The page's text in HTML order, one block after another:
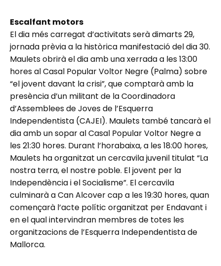
Escalfant motors
El dia més carregat d’activitats serà dimarts 29,
jornada prèvia a la històrica manifestació del dia 30.
Maulets obrirà el dia amb una xerrada a les 13:00
hores al Casal Popular Voltor Negre (Palma) sobre
“el jovent davant la crisi”, que comptarà amb la
presència d’un militant de la Coordinadora
d’Assemblees de Joves de l’Esquerra
Independentista (CAJEI). Maulets també tancarà el
dia amb un sopar al Casal Popular Voltor Negre a
les 21:30 hores. Durant l’horabaixa, a les 18:00 hores,
Maulets ha organitzat un cercavila juvenil titulat “La
nostra terra, el nostre poble. El jovent per la
Independència i el Socialisme”. El cercavila
culminarà a Can Alcover cap a les 19:30 hores, quan
començarà l’acte polític organitzat per Endavant i
en el qual intervindran membres de totes les
organitzacions de l’Esquerra Independentista de
Mallorca.